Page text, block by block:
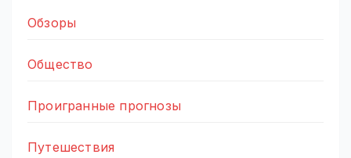
Обзоры
Общество
Проигранные прогнозы
Путешествия